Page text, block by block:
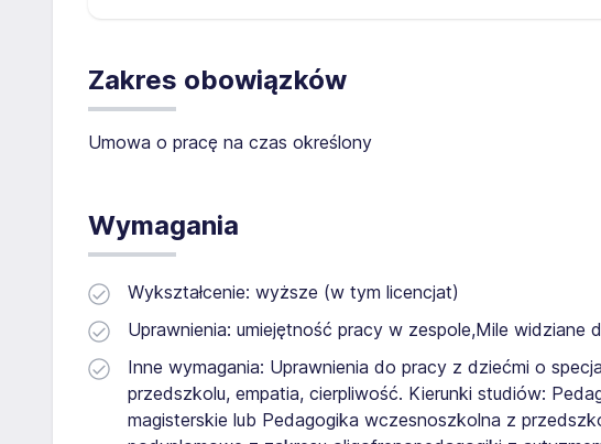
Zakres obowiązków
Umowa o pracę na czas określony
Wymagania
Wykształcenie: wyższe (w tym licencjat)
Uprawnienia: umiejętność pracy w zespole,Mile widziane
Inne wymagania: Uprawnienia do pracy z dziećmi o
przedszkolu, empatia, cierpliwość. Kierunki studiów:
magisterskie lub Pedagogika wczesnoszkolna z